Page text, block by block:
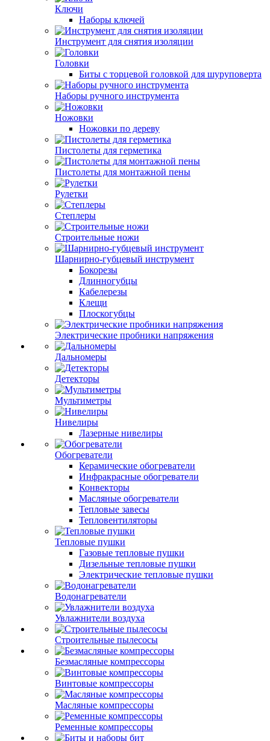
Ключи
Наборы ключей
Инструмент для снятия изоляции
Головки
Биты с торцевой головкой для шуруповерта
Наборы ручного инструмента
Ножовки
Ножовки по дереву
Пистолеты для герметика
Пистолеты для монтажной пены
Рулетки
Степлеры
Строительные ножи
Шарнирно-губцевый инструмент
Бокорезы
Длинногубцы
Кабелерезы
Клещи
Плоскогубцы
Электрические пробники напряжения
Дальномеры
Детекторы
Мультиметры
Нивелиры
Лазерные нивелиры
Обогреватели
Керамические обогреватели
Инфракрасные обогреватели
Конвекторы
Масляные обогреватели
Тепловые завесы
Тепловентиляторы
Тепловые пушки
Газовые тепловые пушки
Дизельные тепловые пушки
Электрические тепловые пушки
Водонагреватели
Увлажнители воздуха
Строительные пылесосы
Безмасляные компрессоры
Винтовые компрессоры
Масляные компрессоры
Ременные компрессоры